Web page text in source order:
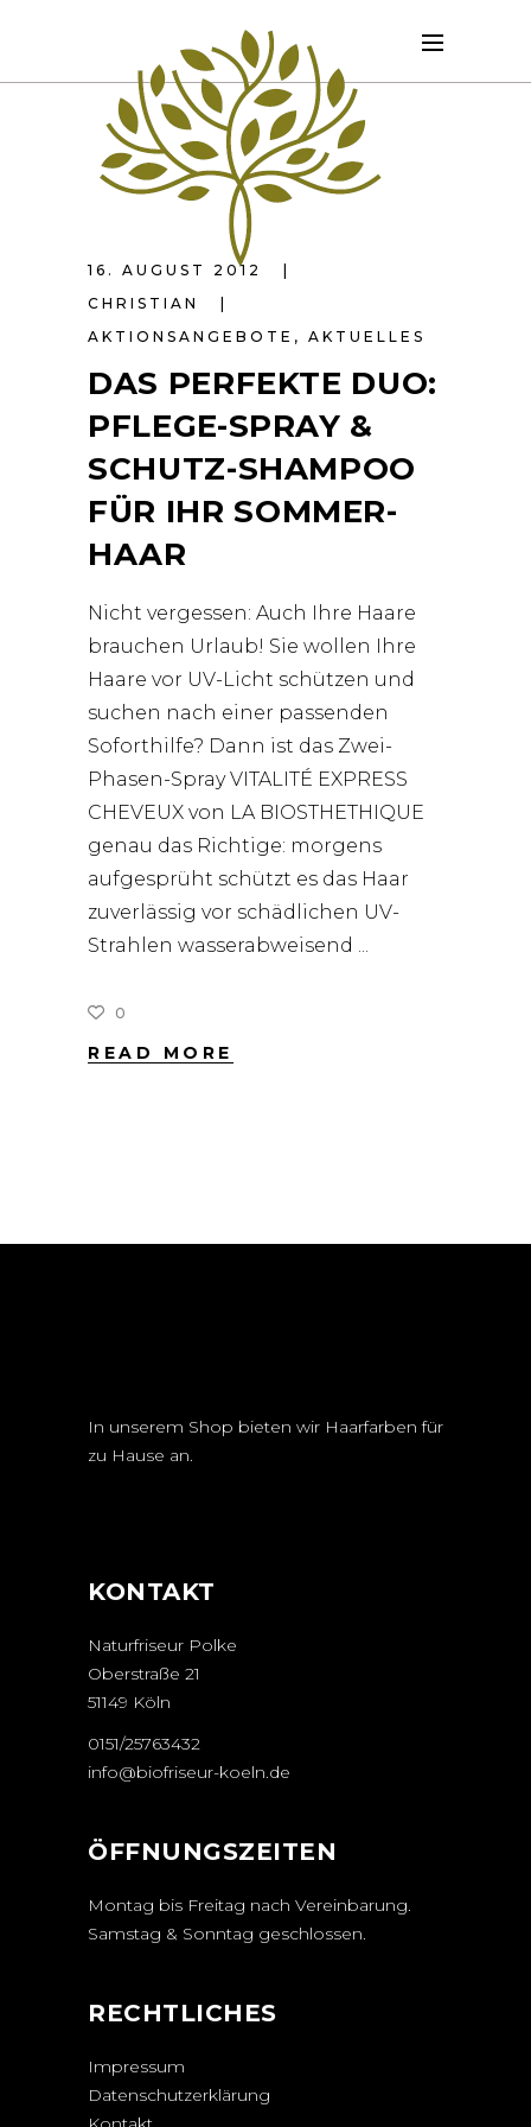
16. AUGUST 2012
CHRISTIAN
AKTIONSANGEBOTE , AKTUELLES
DAS PERFEKTE DUO:
PFLEGE-SPRAY &
SCHUTZ-SHAMPOO
FÜR IHR SOMMER-
HAAR
Nicht vergessen: Auch Ihre Haare
brauchen Urlaub! Sie wollen Ihre
Haare vor UV-Licht schützen und
suchen nach einer passenden
Soforthilfe? Dann ist das Zwei-
Phasen-Spray VITALITÉ EXPRESS
CHEVEUX von LA BIOSTHETHIQUE
genau das Richtige: morgens
aufgesprüht schützt es das Haar
zuverlässig vor schädlichen UV-
Strahlen wasserabweisend
0
READ MORE
In unserem Shop bieten wir Haarfarben für
zu Hause an.
KONTAKT
Naturfriseur Polke
Oberstraße 21
51149 Köln
0151/25763432
info@biofriseur-koeln.de
ÖFFNUNGSZEITEN
Montag bis Freitag nach Vereinbarung.
Samstag & Sonntag geschlossen.
RECHTLICHES
Impressum
Datenschutzerklärung